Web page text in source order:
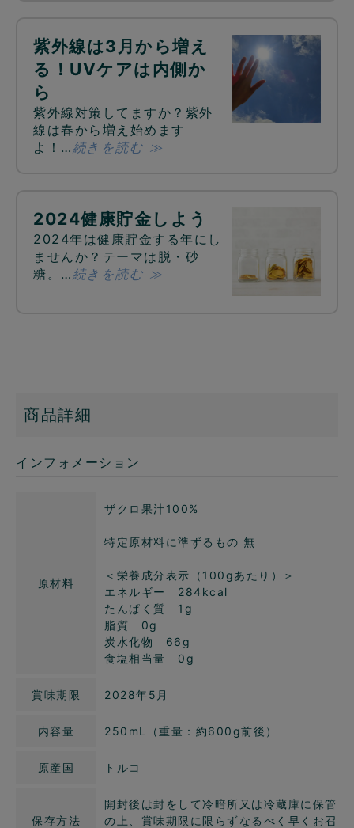
紫外線は3月から増え
る！UVケアは内側か
ら
紫外線対策してますか？紫外
線は春から増え始めます
よ！…続きを読む ≫
2024健康貯金しよう
2024年は健康貯金する年にし
ませんか？テーマは脱・砂
糖。…続きを読む ≫
商品詳細
インフォメーション
原材料
ザクロ果汁100%
特定原材料に準ずるもの 無
＜栄養成分表示（100gあたり）＞
エネルギー 284kcal
たんぱく質 1g
脂質 0g
炭水化物 66g
食塩相当量 0g
賞味期限 2028年5月
内容量 250mL（重量：約600g前後）
原産国 トルコ
保存方法
開封後は封をして冷暗所又は冷蔵庫に保管
の上、賞味期限に限らずなるべく早くお召